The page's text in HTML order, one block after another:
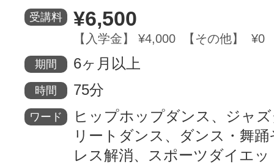
受講料 ¥6,500
【入学金】 ¥4,000 【その他】 ¥0
期間 6ヶ月以上
時間 75分
ワード
ヒップホップダンス、ジャ
リートダンス、ダンス・舞
レス解消、スポーツダイエッ